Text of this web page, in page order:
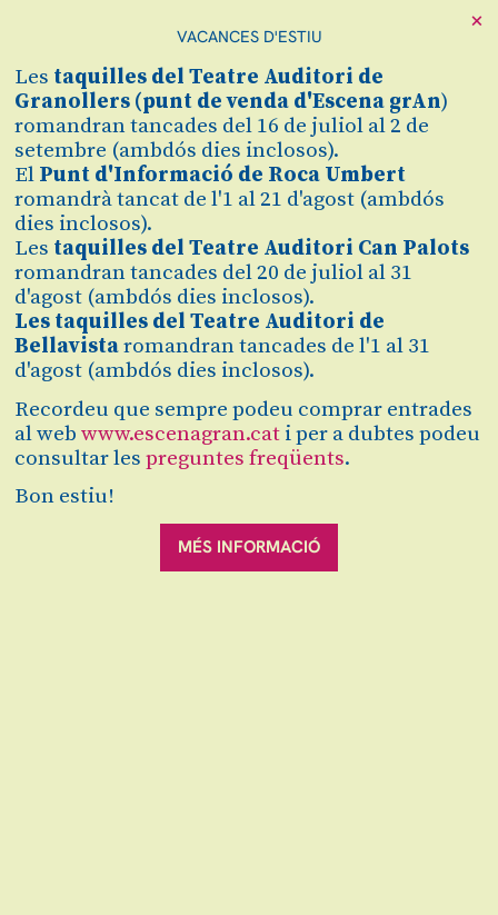
Zona personal
LA PORTA
D'ADVENT
Finalitzat
2024/2025
dilluns 1 de juliol|19:00 h
Off Escena Gran Teatre
Preu únic: 8€
Exclòs de descomptes.
VACANCES D'ESTIU
Les taquilles del Teatre Auditori de
Granollers (punt de venda d'Escena grAn)
romandran tancades del 16 de juliol al 2 de
setembre (ambdós dies inclosos).
El Punt d'Informació de Roca Umbert
romandrà tancat de l'1 al 21 d'agost (ambdós
dies inclosos).
Les taquilles del Teatre Auditori Can Palots
romandran tancades del 20 de juliol al 31
d'agost (ambdós dies inclosos).
Les taquilles del Teatre Auditori de
Bellavistaromandran tancades de l'1 al 31
d'agost (ambdós dies inclosos).
Recordeu que sempre podeu comprar entrades
al web www.escenagran.cati per a dubtes podeu
consultar les preguntes freqüents.
Bon estiu!
MÉS INFORMACIÓ
×